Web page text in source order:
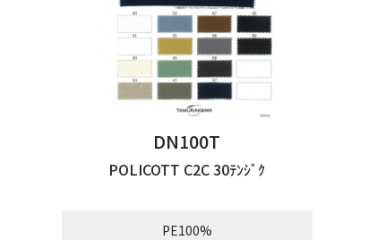
DN100T
POLICOTT C2C 30ﾃﾝｼﾞｸ
PE100%